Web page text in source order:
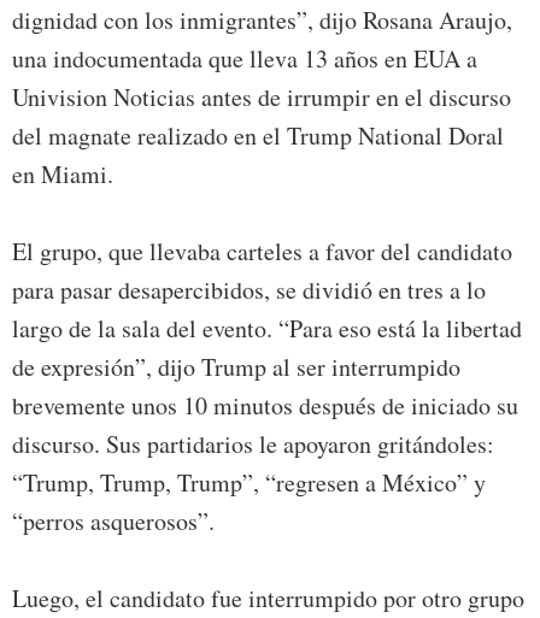
dignidad con los inmigrantes”, dijo Rosana Araujo,
una indocumentada que lleva 13 años en EUA a
Univision Noticias antes de irrumpir en el discurso
del magnate realizado en el Trump National Doral
en Miami.
El grupo, que llevaba carteles a favor del candidato
para pasar desapercibidos, se dividió en tres a lo
largo de la sala del evento. “Para eso está la libertad
de expresión”, dijo Trump al ser interrumpido
brevemente unos 10 minutos después de iniciado su
discurso. Sus partidarios le apoyaron gritándoles:
“Trump, Trump, Trump”, “regresen a México” y
“perros asquerosos”.
Luego, el candidato fue interrumpido por otro grupo